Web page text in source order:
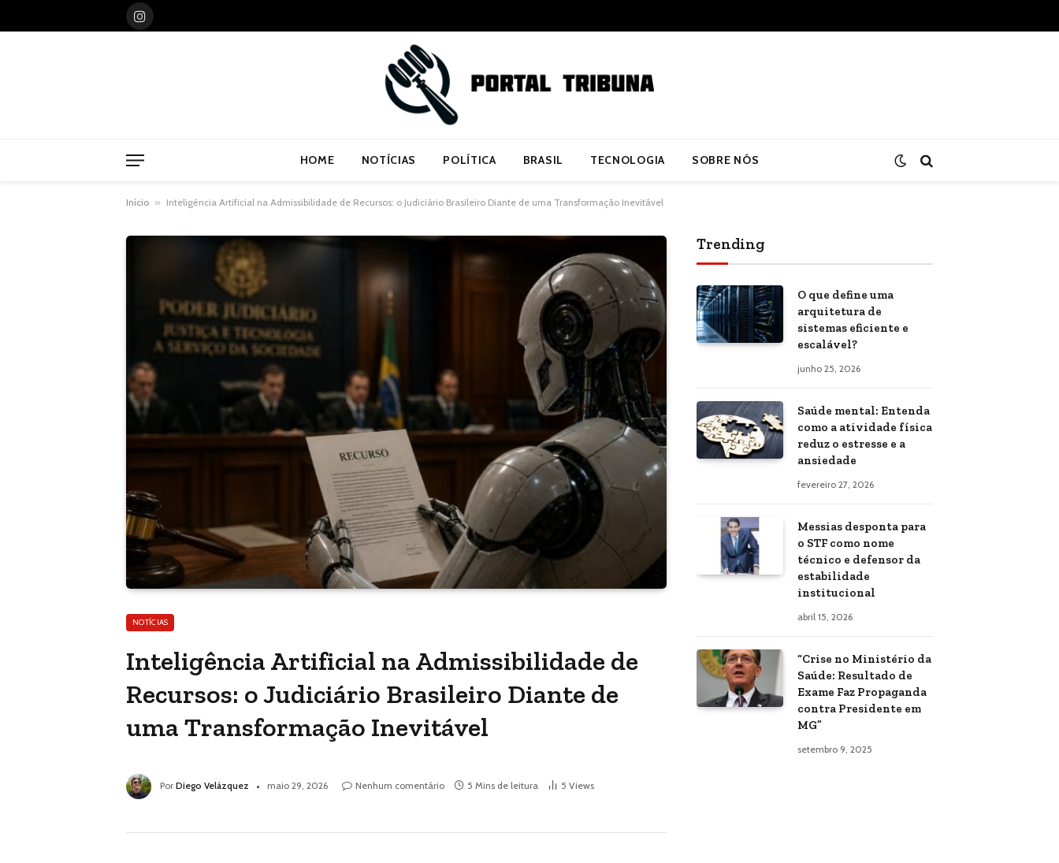
Instagram
HOME NOTÍCIAS POLÍTICA BRASIL TECNOLOGIA SOBRE NÓS
Início » Inteligência Artificial na Admissibilidade de Recursos: o Judiciário Brasileiro Diante de uma Transformação Inevitável
NOTÍCIAS
Inteligência Artificial na Admissibilidade de
Recursos: o Judiciário Brasileiro Diante de
uma Transformação Inevitável
Por Diego Velázquez maio 29, 2026 Nenhum comentário 5 Mins de leitura 5 Views
Trending
O que define uma
arquitetura de
sistemas eficiente e
escalável?
junho 25, 2026
Saúde mental: Entenda
como a atividade física
reduz o estresse e a
ansiedade
fevereiro 27, 2026
Messias desponta para
o STF como nome
técnico e defensor da
estabilidade
institucional
abril 15, 2026
“Crise no Ministério da
Saúde: Resultado de
Exame Faz Propaganda
contra Presidente em
MG”
setembro 9, 2025